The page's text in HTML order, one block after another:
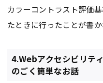
カラーコントラスト評価
たときに行ったことが書か
4.Webアクセシビリテ
のごく簡単なお話